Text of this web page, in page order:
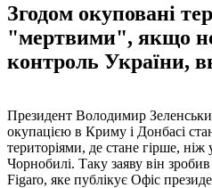
Згодом окуповані
"мертвими", якщо
контроль України,
Президент Володимир
окупацією в Криму і Донбасі
територіями, де стане гірше, ніж
Чорнобилі. Таку заяву він
Figaro, яке публікує Офіс